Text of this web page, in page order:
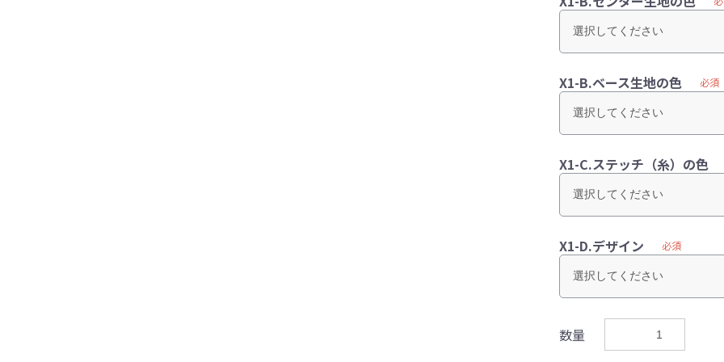
X1-B.ベース生地の色 必須
X1-C.ステッチ（糸）の色
X1-D.デザイン 必須
数量